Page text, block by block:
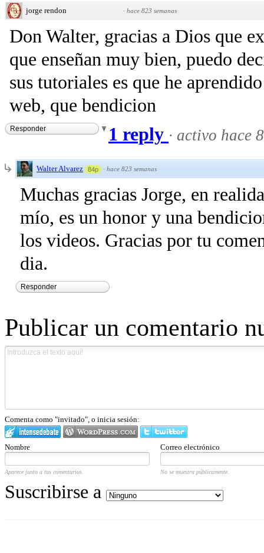
jorge rendon · hace 823 semanas
Don Walter, gracias a Dios que
que enseñan muy bien, puedo
sus tutoriales es que he
web, que bendicion
Responder 1 reply · activo hace
Walter Alvarez 84p · hace 823 semanas
Muchas gracias Jorge, en
mío, es un honor y una
los videos. Gracias por tu
dia.
Responder
Publicar un comentario
Comenta como "invitado", o inicia sesión:
Nombre Correo electrónico
Aparece junto a tus comentarios. No se muestra públicamente.
Suscribirse a